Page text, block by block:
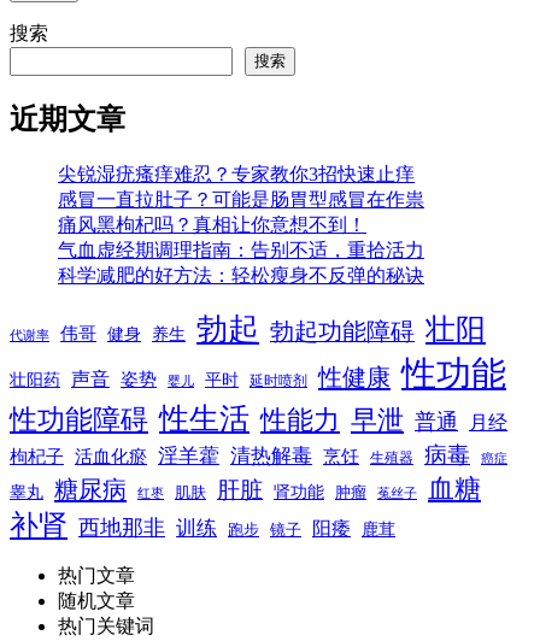
搜索
搜索
近期文章
尖锐湿疣瘙痒难忍？专家教你3招快速止痒
感冒一直拉肚子？可能是肠胃型感冒在作祟
痛风黑枸杞吗？真相让你意想不到！
气血虚经期调理指南：告别不适，重拾活力
科学减肥的好方法：轻松瘦身不反弹的秘诀
代谢率 伟哥 健身 养生 勃起 勃起功能障碍 壮阳
壮阳药 声音 姿势 婴儿 平时 延时喷剂 性健康 性功能
性功能障碍 性生活 性能力 早泄 普通 月经
枸杞子 活血化瘀 淫羊藿 清热解毒 烹饪 生殖器 病毒 癌症
睾丸 糖尿病 红枣 肌肤 肝脏 肾功能 肿瘤 菟丝子 血糖
补肾 西地那非 训练 跑步 镜子 阳痿 鹿茸
热门文章
随机文章
热门关键词